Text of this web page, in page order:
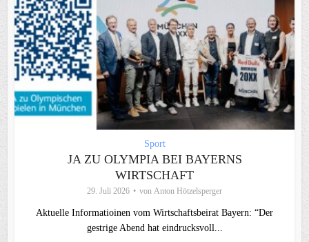
Sport
JA ZU OLYMPIA BEI BAYERNS
WIRTSCHAFT
29. Juli 2026 von Anton Hötzelsperger
Aktuelle Informatioinen vom Wirtschaftsbeirat Bayern: “Der
gestrige Abend hat eindrucksvoll...